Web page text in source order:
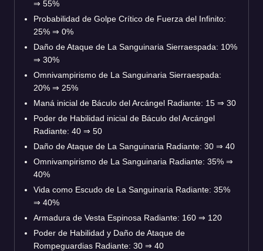
⇒ 55%
Probabilidad de Golpe Crítico de Fuerza del Infinito:
25% ⇒ 0%
Daño de Ataque de La Sanguinaria Sierraespada: 10%
⇒ 30%
Omnivampirismo de La Sanguinaria Sierraespada:
20% ⇒ 25%
Maná inicial de Báculo del Arcángel Radiante: 15 ⇒ 30
Poder de Habilidad inicial de Báculo del Arcángel
Radiante: 40 ⇒ 50
Daño de Ataque de La Sanguinaria Radiante: 30 ⇒ 40
Omnivampirismo de La Sanguinaria Radiante: 35% ⇒
40%
Vida como Escudo de La Sanguinaria Radiante: 35%
⇒ 40%
Armadura de Vesta Espinosa Radiante: 160 ⇒ 120
Poder de Habilidad y Daño de Ataque de
Rompeguardias Radiante: 30 ⇒ 40